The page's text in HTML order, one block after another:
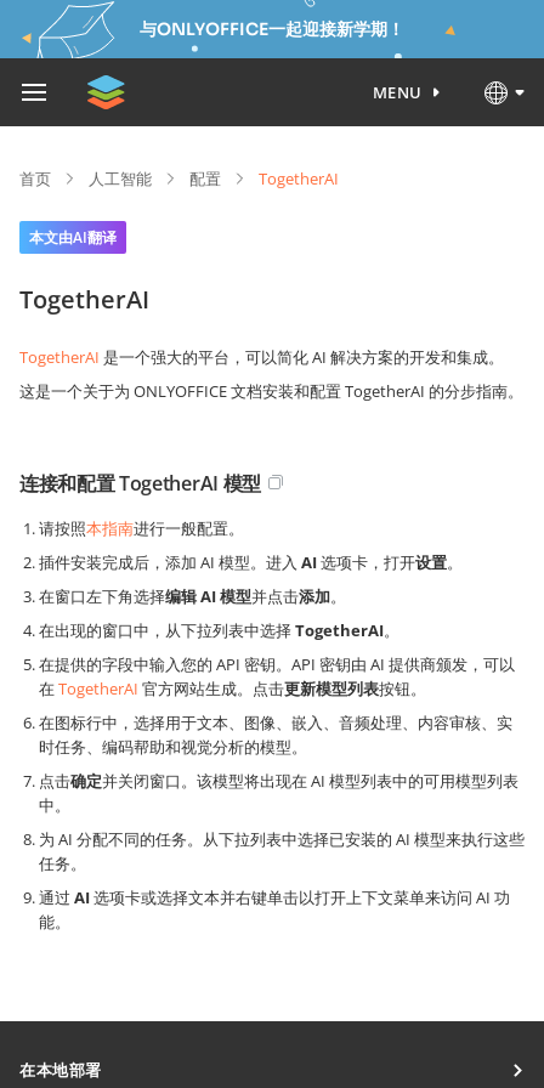
与ONLYOFFICE一起迎接新学期！
MENU
首页 人工智能 配置 TogetherAI
本文由AI翻译
TogetherAI
TogetherAI 是一个强大的平台，可以简化 AI 解决方案的开发和集成。
这是一个关于为 ONLYOFFICE 文档安装和配置 TogetherAI 的分步指南。
连接和配置 TogetherAI 模型
请按照本指南进行一般配置。
插件安装完成后，添加 AI 模型。进入 AI选项卡，打开设置。
在窗口左下角选择编辑 AI 模型并点击添加。
在出现的窗口中，从下拉列表中选择TogetherAI。
在提供的字段中输入您的 API 密钥。API 密钥由 AI 提供商颁发，可以
在TogetherAI 官方网站生成。点击更新模型列表按钮。
在图标行中，选择用于文本、图像、嵌入、音频处理、内容审核、实
时任务、编码帮助和视觉分析的模型。
点击确定并关闭窗口。该模型将出现在 AI 模型列表中的可用模型列表
中。
为 AI 分配不同的任务。从下拉列表中选择已安装的 AI 模型来执行这些
任务。
通过 AI选项卡或选择文本并右键单击以打开上下文菜单来访问 AI 功
能。
在本地部署